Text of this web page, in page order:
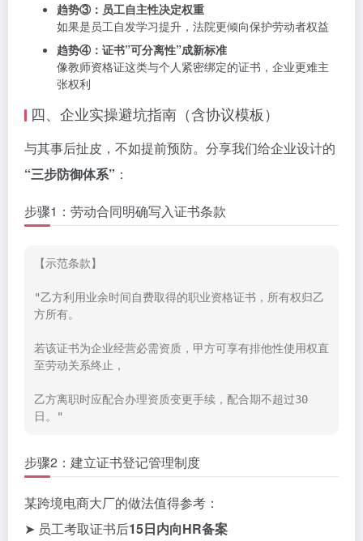
趋势③：员工自主性决定权重
如果是员工自发学习提升，法院更倾向保护劳动者权益
趋势④：证书”可分离性”成新标准
像教师资格证这类与个人紧密绑定的证书，企业更难主
张权利
四、企业实操避坑指南（含协议模板）
与其事后扯皮，不如提前预防。分享我们给企业设计的
“三步防御体系” ：
步骤1：劳动合同明确写入证书条款
【示范条款】
"乙方利用业余时间自费取得的职业资格证书，所有权归乙
方所有。
若该证书为企业经营必需资质，甲方可享有排他性使用权直
至劳动关系终止，
乙方离职时应配合办理资质变更手续，配合期不超过30
步骤2：建立证书登记管理制度
某跨境电商大厂的做法值得参考：
➤ 员工考取证书后15日内向HR备案